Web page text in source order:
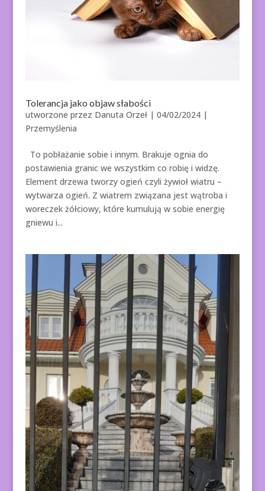
Tolerancja jako objaw słabości
utworzone przez Danuta Orzeł| 04/02/2024|
Przemyślenia
To pobłażanie sobie i innym. Brakuje ognia do
postawienia granic we wszystkim co robię i widzę.
Element drzewa tworzy ogień czyli żywioł wiatru –
wytwarza ogień. Z wiatrem związana jest wątroba i
woreczek żółciowy, które kumulują w sobie energię
gniewu i...